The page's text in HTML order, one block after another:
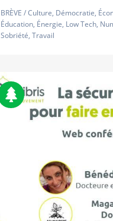
BRÈVE /Culture, Démocratie,
Éducation, Énergie, Low Tech,
Sobriété, Travail
Biodiversité